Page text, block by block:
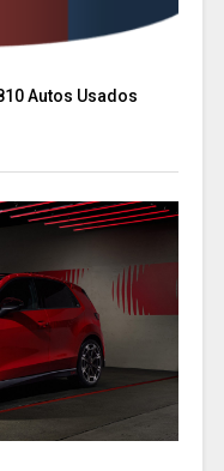
Autos Usados